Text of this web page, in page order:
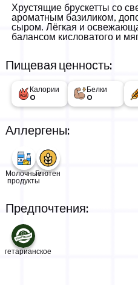
Хрустящие брускетты со
ароматным базиликом,
сыром. Лёгкая и
балансом кисловатого и
Пищевая ценность:
Калории
0
Белки
0
Аллергены:
Молочные
продукты
Глютен
Предпочтения: